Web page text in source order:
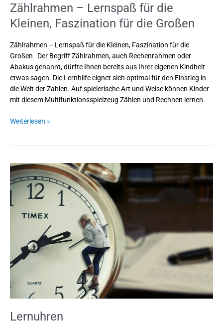
Zählrahmen – Lernspaß für die
Kleinen, Faszination für die Großen
Zählrahmen – Lernspaß für die Kleinen, Faszination für die
Großen Der Begriff Zählrahmen, auch Rechenrahmen oder
Abakus genannt, dürfte Ihnen bereits aus Ihrer eigenen Kindheit
etwas sagen. Die Lernhilfe eignet sich optimal für den Einstieg in
die Welt der Zahlen. Auf spielerische Art und Weise können Kinder
mit diesem Multifunktionsspielzeug Zählen und Rechnen lernen.
Weiterlesen »
Lernuhren
Lernuhren